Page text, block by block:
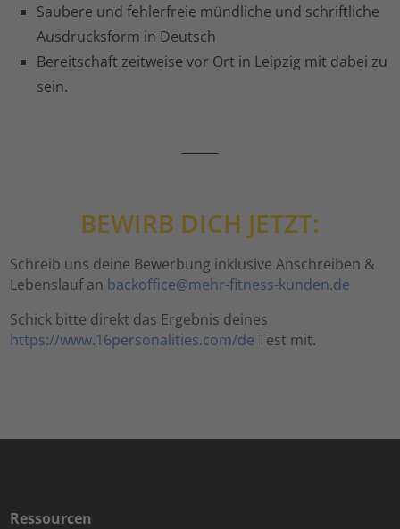
Saubere und fehlerfreie mündliche und schriftliche
Ausdrucksform in Deutsch
Bereitschaft zeitweise vor Ort in Leipzig mit dabei zu
sein.
BEWIRB DICH JETZT:
Schreib uns deine Bewerbung inklusive Anschreiben &
Lebenslauf an backoffice@mehr-fitness-kunden.de
Schick bitte direkt das Ergebnis deines
https://www.16personalities.com/de Test mit.
Ressourcen